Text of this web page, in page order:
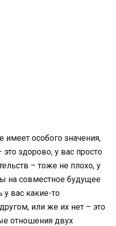
имеет особого значения,
здорово, у вас просто
– тоже не плохо, у
на совместное будущее
вас какие-то
или же их нет – это
отношения двух